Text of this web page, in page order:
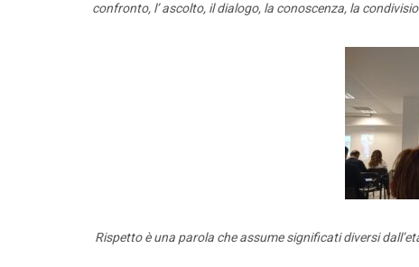
confronto, l’ ascolto, il dialogo, la conoscenza, la
Rispetto è una parola che assume significati diversi